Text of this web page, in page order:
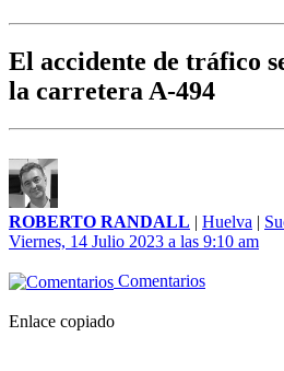
El accidente de tráfico
la carretera A-494
ROBERTO RANDALL | Huelva |
Viernes, 14 Julio 2023 a las 9:10 am
Comentarios
Enlace copiado